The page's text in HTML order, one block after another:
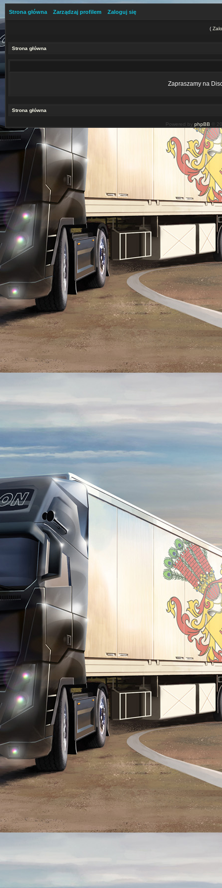
Strona główna Zarządzaj profilem Zaloguj się
(
Strona główna
Zapraszamy na
Strona główna
Powered by phpBB ©